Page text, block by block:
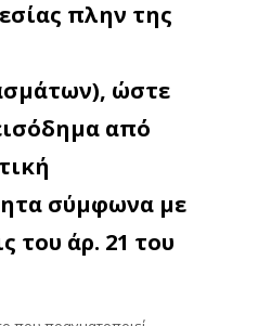
πλην της
ώστε
από
σύμφωνα με
του άρ. 21 του